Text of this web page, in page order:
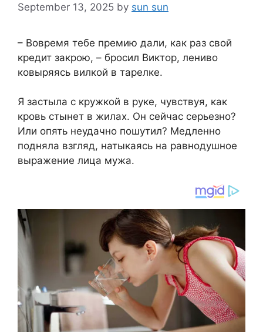
September 13, 2025 by sun sun
– Вовремя тебе премию дали, как раз свой
кредит закрою, – бросил Виктор, лениво
ковыряясь вилкой в тарелке.
Я застыла с кружкой в руке, чувствуя, как
кровь стынет в жилах. Он сейчас серьезно?
Или опять неудачно пошутил? Медленно
подняла взгляд, натыкаясь на равнодушное
выражение лица мужа.